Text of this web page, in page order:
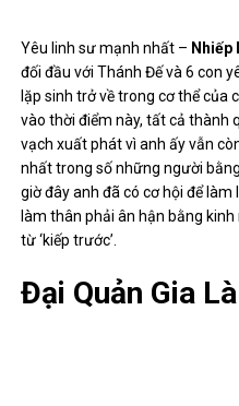
Yêu linh sư mạnh nhất – Nhiếp
đối đầu với Thánh Đế và 6 con
lặp sinh trở về trong cơ thể của
vào thời điểm này, tất cả thành
vạch xuất phát vì anh ấy vẫn
nhất trong số những người
giờ đây anh đã có cơ hội để
làm thân phải ân hận bằng
từ ‘kiếp trước’.
Đại Quản Gia